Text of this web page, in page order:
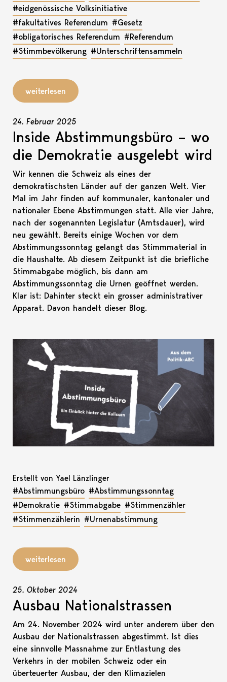
#eidgenössische Volksinitiative
#fakultatives Referendum #Gesetz
#obligatorisches Referendum #Referendum
#Stimmbevölkerung #Unterschriftensammeln
weiterlesen
24. Februar 2025
Inside Abstimmungsbüro – wo
die Demokratie ausgelebt wird
Wir kennen die Schweiz als eines der
demokratischsten Länder auf der ganzen Welt. Vier
Mal im Jahr finden auf kommunaler, kantonaler und
nationaler Ebene Abstimmungen statt. Alle vier Jahre,
nach der sogenannten Legislatur (Amtsdauer), wird
neu gewählt. Bereits einige Wochen vor dem
Abstimmungssonntag gelangt das Stimmmaterial in
die Haushalte. Ab diesem Zeitpunkt ist die briefliche
Stimmabgabe möglich, bis dann am
Abstimmungssonntag die Urnen geöffnet werden.
Klar ist: Dahinter steckt ein grosser administrativer
Apparat. Davon handelt dieser Blog.
Erstellt von Yael Länzlinger
#Abstimmungsbüro #Abstimmungssonntag
#Demokratie #Stimmabgabe #Stimmenzähler
#Stimmenzählerin #Urnenabstimmung
weiterlesen
25. Oktober 2024
Ausbau Nationalstrassen
Am 24. November 2024 wird unter anderem über den
Ausbau der Nationalstrassen abgestimmt. Ist dies
eine sinnvolle Massnahme zur Entlastung des
Verkehrs in der mobilen Schweiz oder ein
überteuerter Ausbau, der den Klimazielen